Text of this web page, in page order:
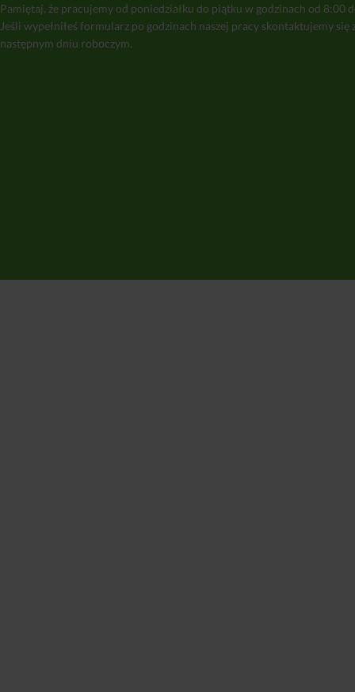
Pamiętaj, że pracujemy od poniedziałku do piątku w godzinach od 8:00
Jeśli wypełniłeś formularz po godzinach naszej pracy skontaktujemy się
następnym dniu roboczym.